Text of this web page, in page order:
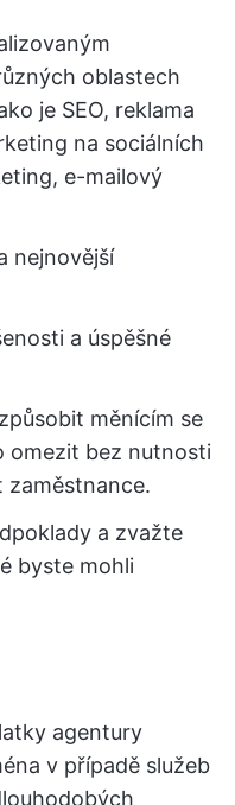
oblastech
je SEO, reklama
na sociálních
e-mailový
nejnovější
a úspěšné
měnícím se
omezit bez nutnosti
zaměstnance.
a zvažte
byste mohli
agentury
v případě služeb